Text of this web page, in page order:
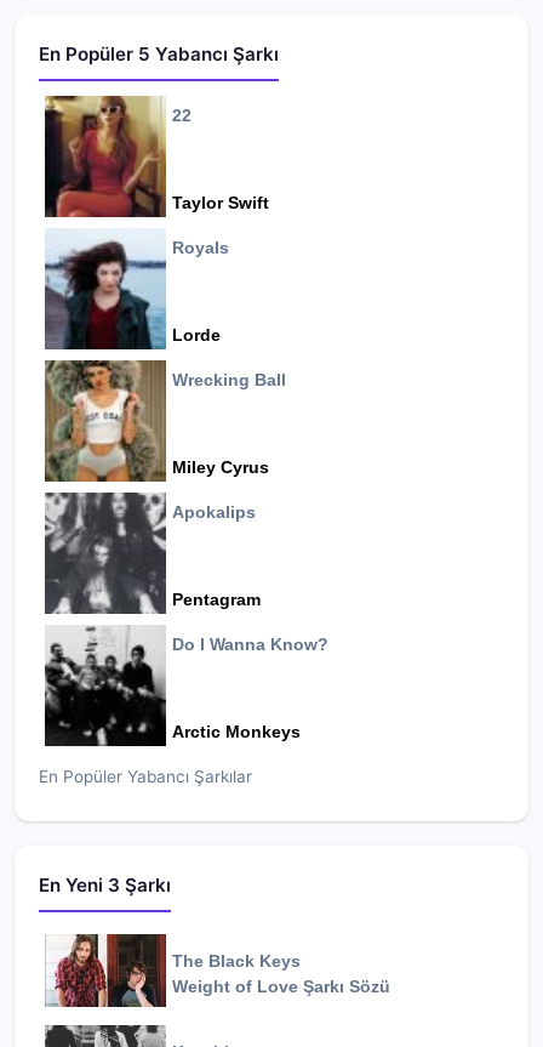
En Popüler 5 Yabancı Şarkı
22
Taylor Swift
Royals
Lorde
Wrecking Ball
Miley Cyrus
Apokalips
Pentagram
Do I Wanna Know?
Arctic Monkeys
En Popüler Yabancı Şarkılar
En Yeni 3 Şarkı
The Black Keys
Weight of Love Şarkı Sözü